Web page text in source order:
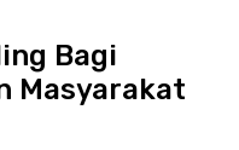
Bagi
Masyarakat